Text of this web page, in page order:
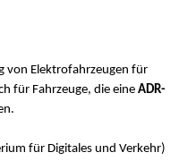
von Elektrofahrzeugen für
für Fahrzeuge, die eine ADR-
für Digitales und Verkehr)